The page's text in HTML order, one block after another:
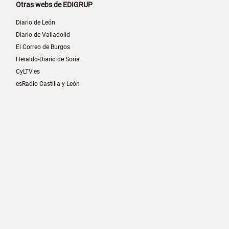
Otras webs de EDIGRUP
Diario de León
Diario de Valladolid
El Correo de Burgos
Heraldo-Diario de Soria
CyLTV.es
esRadio Castilla y León